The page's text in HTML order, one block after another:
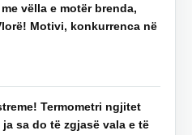
vëlla e motër brenda,
Motivi, konkurrenca në
Termometri ngjitet
sa do të zgjasë vala e të